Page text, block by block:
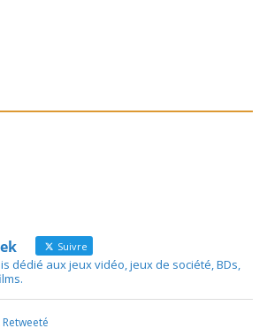
Suivre
dédié aux jeux vidéo, jeux de société, BDs,